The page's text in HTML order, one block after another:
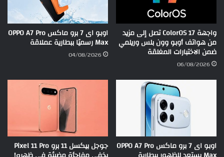
واجهة ColorOS 17 تصل إلى مزيد
من هواتف أوبو وون بلس وريلمي
ضمن الاختبارات المغلقة
06/08/2026
اوبو اى 7 برو ماكس OPPO A7 Pro
Max رسميًا ببطارية عملاقة
04/08/2026
اوبو اى 7 برو ماكس OPPO A7 Pro جوجل بيكسل 11 برو Pixel 11 Pro